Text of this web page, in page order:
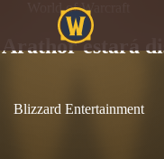
World of Warcraft
Arathor estará
Blizzard Entertainment